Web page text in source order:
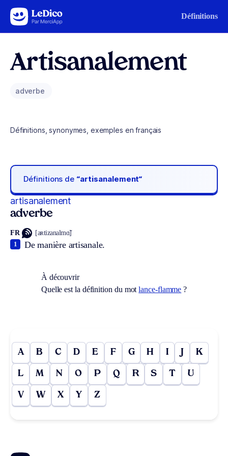
Aller au contenu Définitions
Artisanalement
adverbe
Définitions, synonymes, exemples en français
Définitions de “artisanalement“
artisanalement
adverbe
FR [aʀtizanalmɑ̃]
De manière artisanale.
1
À découvrir
Quelle est la définition du motlance-flamme ?
A B C D E F G H I J K
L M N O P Q R S T U
V W X Y Z